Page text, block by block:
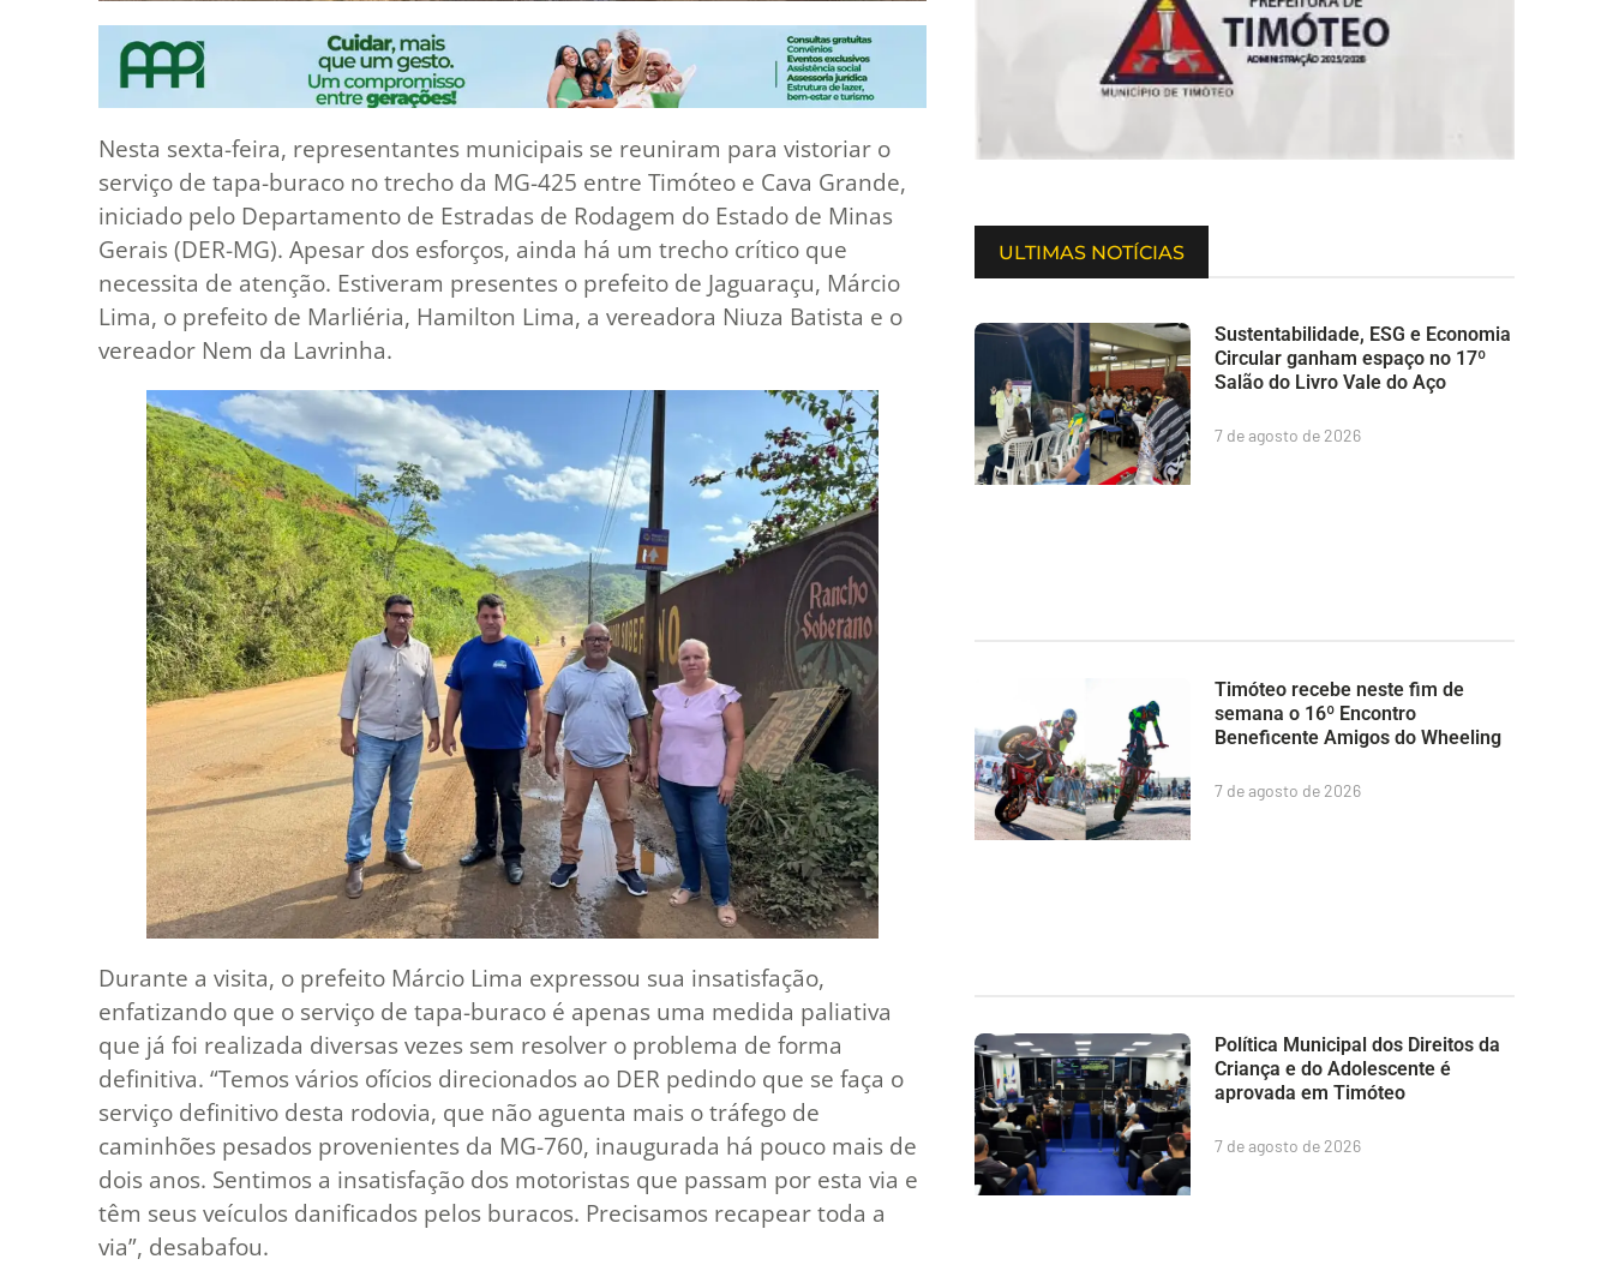
Nesta sexta-feira, representantes municipais se reuniram para vistoriar o
serviço de tapa-buraco no trecho da MG-425 entre Timóteo e Cava Grande,
iniciado pelo Departamento de Estradas de Rodagem do Estado de Minas
Gerais (DER-MG). Apesar dos esforços, ainda há um trecho crítico que
necessita de atenção. Estiveram presentes o prefeito de Jaguaraçu, Márcio
Lima, o prefeito de Marliéria, Hamilton Lima, a vereadora Niuza Batista e o
vereador Nem da Lavrinha.
Durante a visita, o prefeito Márcio Lima expressou sua insatisfação,
enfatizando que o serviço de tapa-buraco é apenas uma medida paliativa
que já foi realizada diversas vezes sem resolver o problema de forma
definitiva. “Temos vários ofícios direcionados ao DER pedindo que se faça o
serviço definitivo desta rodovia, que não aguenta mais o tráfego de
caminhões pesados provenientes da MG-760, inaugurada há pouco mais de
dois anos. Sentimos a insatisfação dos motoristas que passam por esta via e
têm seus veículos danificados pelos buracos. Precisamos recapear toda a
via”, desabafou.
ULTIMAS NOTÍCIAS
Sustentabilidade, ESG e Economia
Circular ganham espaço no 17º
Salão do Livro Vale do Aço
7 de agosto de 2026
Timóteo recebe neste fim de
semana o 16º Encontro
Beneficente Amigos do Wheeling
7 de agosto de 2026
Política Municipal dos Direitos da
Criança e do Adolescente é
aprovada em Timóteo
7 de agosto de 2026